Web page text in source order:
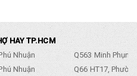
HAY TP.HCM
Nhuận
Q563 Minh
Nhuận
Q66 HT17,